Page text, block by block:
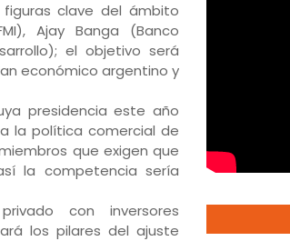
clave del ámbito
Ajay Banga (Banco
el objetivo será
económico argentino y
presidencia este año
la política comercial de
que exigen que
la competencia sería
con inversores
los pilares del ajuste